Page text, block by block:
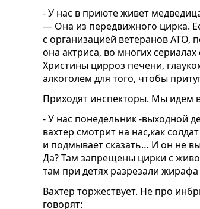
- У нас в приюте живет
— Она из передвижного цирка.
с организацией ветеранов АТО,
она актриса, во многих
Христины цирроз печени,
алкоголем для того, чтобы
Приходят инспекторы. Мы идем
- У нас понедельник -выходной
вахтер смотрит на нас,как
и подмывает сказать… И он не
Да? Там запрещены цирки с
там при детях разрезали жирафа
Вахтер торжествует. Не про
говорят: